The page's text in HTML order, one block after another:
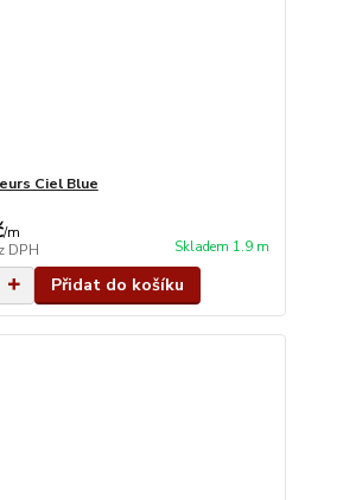
Ciel Blue
/m
DPH Skladem 1.9 m
Přidat do košíku